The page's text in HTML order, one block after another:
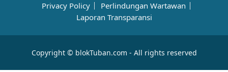
Privacy Policy
Perlindungan Wartawan
Laporan Transparansi
Copyright © blokTuban.com - All rights reserved